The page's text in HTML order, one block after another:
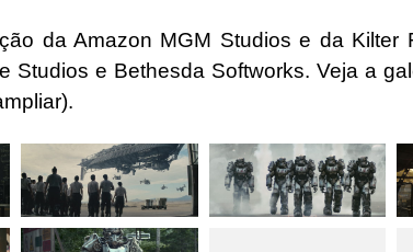
da Amazon MGM Studios e da Kilter
Studios e Bethesda Softworks. Veja a